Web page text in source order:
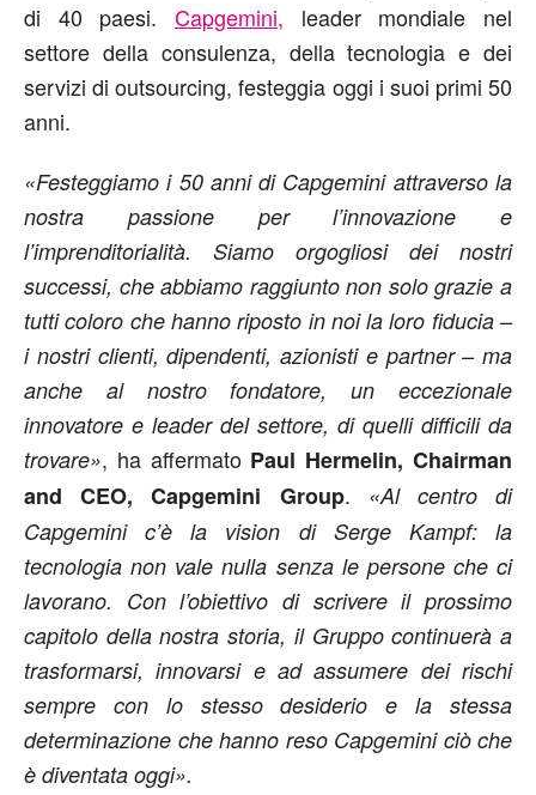
di 40 paesi. Capgemini, leader mondiale nel
settore della consulenza, della tecnologia e dei
servizi di outsourcing, festeggia oggi i suoi primi 50
anni.
«Festeggiamo i 50 anni di Capgemini attraverso la
nostra passione per l’innovazione e
l’imprenditorialità. Siamo orgogliosi dei nostri
successi, che abbiamo raggiunto non solo grazie a
tutti coloro che hanno riposto in noi la loro fiducia –
i nostri clienti, dipendenti, azionisti e partner – ma
anche al nostro fondatore, un eccezionale
innovatore e leader del settore, di quelli difficili da
trovare», ha affermato Paul Hermelin, Chairman
and CEO, Capgemini Group. «Al centro di
Capgemini c’è la vision di Serge Kampf: la
tecnologia non vale nulla senza le persone che ci
lavorano. Con l’obiettivo di scrivere il prossimo
capitolo della nostra storia, il Gruppo continuerà a
trasformarsi, innovarsi e ad assumere dei rischi
sempre con lo stesso desiderio e la stessa
determinazione che hanno reso Capgemini ciò che
è diventata oggi».